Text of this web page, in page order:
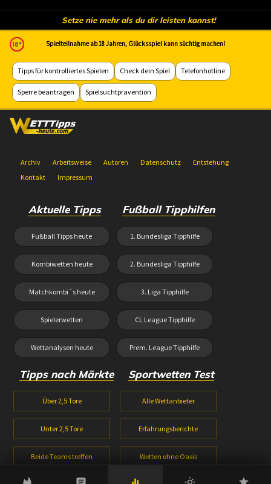
Setze nie mehr als du dir leisten kannst!
Spielteilnahme ab 18 Jahren, Glücksspiel kann süchtig machen!
Tipps für kontrolliertes Spielen Check dein Spiel Telefonhotline
Sperre beantragen Spielsuchtprävention
Archiv Arbeitsweise Autoren Datenschutz
Entstehung
Kontakt
Impressum
Aktuelle Tipps
Fußball Tipps heute
Kombiwetten heute
Matchkombi´s heute
Spielerwetten
Wettanalysen heute
Fußball Tipphilfen
1. Bundesliga Tipphilfe
2. Bundesliga Tipphilfe
3. Liga Tipphilfe
CL League Tipphilfe
Prem. League Tipphilfe
Tipps nach Märkte
Über 2,5 Tore
Unter 2,5 Tore
Beide Teams treffen
Sportwetten Test
Alle Wettanbieter
Erfahrungsberichte
Wetten ohne Oasis